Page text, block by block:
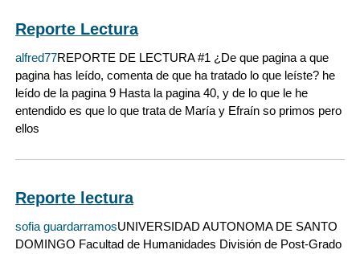
Reporte Lectura
alfred77REPORTE DE LECTURA #1 ¿De que pagina a que
pagina has leído, comenta de que ha tratado lo que leíste? he
leído de la pagina 9 Hasta la pagina 40, y de lo que le he
entendido es que lo que trata de María y Efraín so primos pero
ellos
Reporte lectura
sofia guardarramosUNIVERSIDAD AUTONOMA DE SANTO
DOMINGO Facultad de Humanidades División de Post-Grado